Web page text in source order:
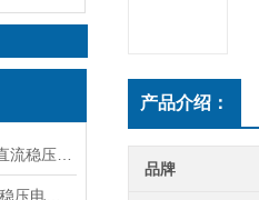
产品介绍：
品牌